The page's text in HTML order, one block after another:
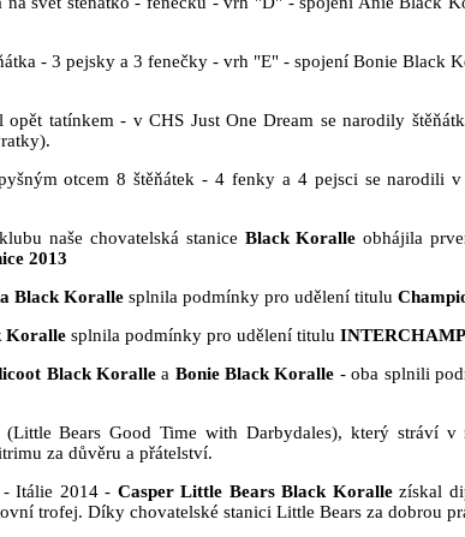
- 3 pejsky a 3 fenečky - vrh "E" - spojení Bonie Black
opět tatínkem - v CHS Just One Dream se narodily
otcem 8 štěňátek - 4 fenky a 4 pejsci se narodili v
naše chovatelská stanice Black Koralle obhájila
2013
Black Koralle splnila podmínky pro udělení titulu
Koralle splnila podmínky pro udělení titulu
Black Korallea Bonie Black Koralle - oba splnili
(Little Bears Good Time with Darbydales), který stráví v
za důvěru a přátelství.
Itálie 2014 - Casper Little Bears Black Korallezískal
trofej. Díky chovatelské stanici Little Bears za dobrou